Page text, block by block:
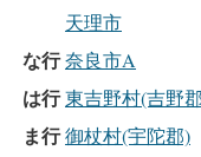
天理市
な行奈良市A
は行東吉野村(吉野
ま行御杖村(宇陀郡)